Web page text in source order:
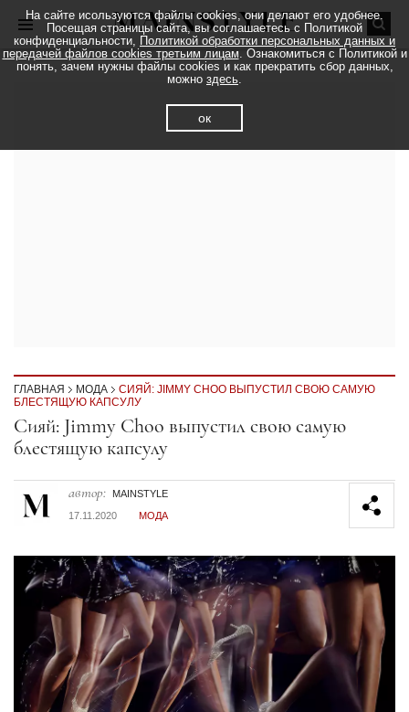
ГЛАВНАЯ МОДА
СИЯЙ: JIMMY CHOO ВЫПУСТИЛ СВОЮ САМУЮ
БЛЕСТЯЩУЮ КАПСУЛУ
Секция статей
Сияй: Jimmy Choo выпустил свою самую
блестящую капсулу
автор:
MAINSTYLE
17.11.2020
МОДА
На сайте исользуются файлы cookies, они делают его удобнее.
Посещая страницы сайта, вы соглашаетесь с Политикой
конфиденциальности, Политикой обработки персональных данных и
передачей файлов cookies третьим лицам. Ознакомиться с Политикой и
понять, зачем нужны файлы cookies и как прекратить сбор данных,
можно здесь.
ок